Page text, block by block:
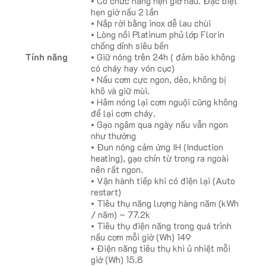
Tính năng
hẹn giờ nấu 2 lần
• Nắp rời bằng inox dễ lau chùi
• Lòng nồi Platinum phủ lớp Florin
chống dính siêu bền
• Giữ nóng trên 24h ( đảm bảo không
có cháy hay vón cục)
• Nấu cơm cực ngon, dẻo, không bị
khô và giữ mùi.
• Hâm nóng lại cơm nguội cũng không
để lại cơm cháy.
• Gạo ngâm qua ngày nấu vẫn ngon
như thường
• Đun nóng cảm ứng IH (Induction
heating), gạo chín từ trong ra ngoài
nên rất ngon.
• Vận hành tiếp khi có điện lại (Auto
restart)
• Tiêu thụ năng lượng hàng năm (kWh
/ năm) ~ 77.2k
• Tiêu thụ điện năng trong quá trình
nấu cơm mỗi giờ (Wh) 149
• Điện năng tiêu thụ khi ủ nhiệt mỗi
giờ (Wh) 15.8